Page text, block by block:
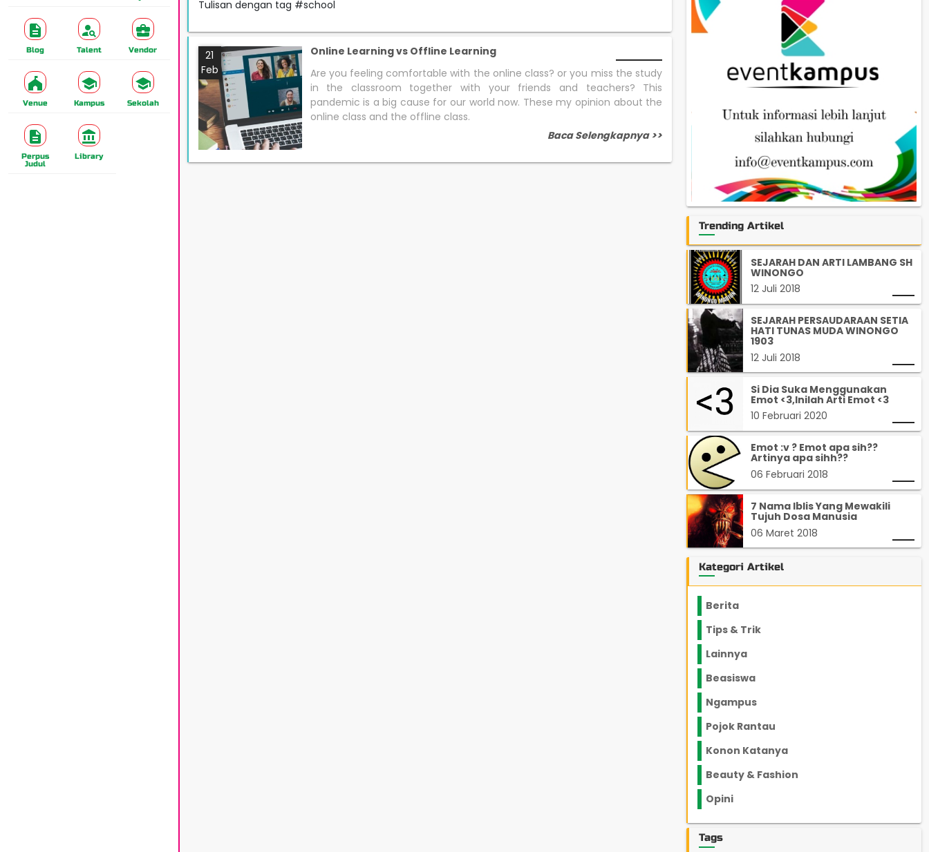
Blog Talent Vendor
Venue Kampus Sekolah
Perpus
Judul
Library
Tulisan dengan tag #school
21
Feb
Online Learning vs Offline Learning
Are you feeling comfortable with the online class? or you miss the study
in the classroom together with your friends and teachers? This
pandemic is a big cause for our world now. These my opinion about the
online class and the offline class.
Baca Selengkapnya >>
Trending Artikel
SEJARAH DAN ARTI LAMBANG SH
WINONGO
12 Juli 2018
SEJARAH PERSAUDARAAN SETIA
HATI TUNAS MUDA WINONGO
1903
12 Juli 2018
Si Dia Suka Menggunakan
Emot <3,Inilah Arti Emot <3
10 Februari 2020
Emot :v ? Emot apa sih??
Artinya apa sihh??
06 Februari 2018
7 Nama Iblis Yang Mewakili
Tujuh Dosa Manusia
06 Maret 2018
Kategori Artikel
Berita
Tips & Trik
Lainnya
Beasiswa
Ngampus
Pojok Rantau
Konon Katanya
Beauty & Fashion
Opini
Tags